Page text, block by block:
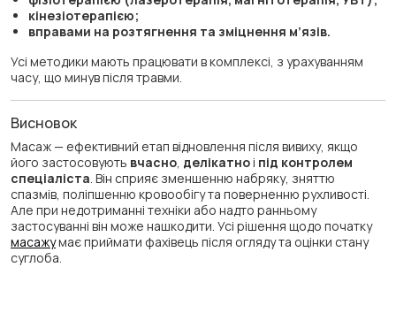
кінезіотерапією;
вправами на розтягнення та зміцнення м’язів.
Усі методики мають працювати в комплексі, з урахуванням
часу, що минув після травми.
Висновок
Масаж — ефективний етап відновлення після вивиху, якщо
його застосовують вчасно делікатноі під контролем
спеціаліста . Він сприяє зменшенню набряку, зняттю
спазмів, поліпшенню кровообігу та поверненню рухливості.
Але при недотриманні техніки або надто ранньому
застосуванні він може нашкодити. Усі рішення щодо початку
масажумає приймати фахівець після огляду та оцінки стану
суглоба.